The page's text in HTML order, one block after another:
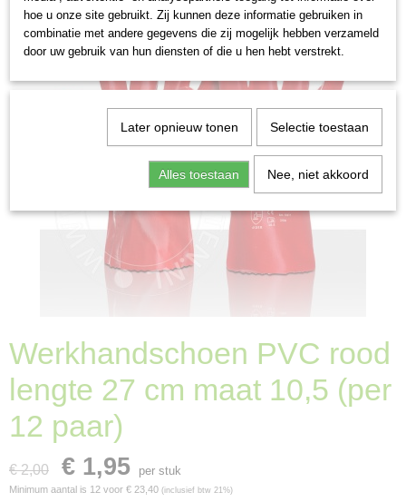
Werkhandschoen PVC rood
lengte 27 cm maat 10,5 (per
12 paar)
€ 2,00 € 1,95 per stuk
Minimum aantal is 12 voor € 23,40 (inclusief btw 21%)
hoe u onze site gebruikt. Zij kunnen deze informatie gebruiken in
combinatie met andere gegevens die zij mogelijk hebben verzameld
door uw gebruik van hun diensten of die u hen hebt verstrekt.
Later opnieuw tonen Selectie toestaan
Alles toestaan Nee, niet akkoord